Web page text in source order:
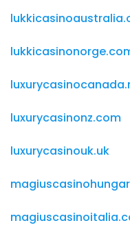
luxurycasinonz.com
luxurycasinouk.uk